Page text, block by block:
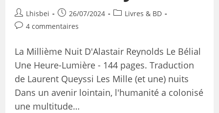
Lhisbei 26/07/2024
Livres & BD
4 commentaires
La Millième Nuit D'Alastair Reynolds Le Bélial
Une Heure-Lumière - 144 pages. Traduction
de Laurent Queyssi Les Mille (et une) nuits
Dans un avenir lointain, l'humanité a colonisé
une multitude…